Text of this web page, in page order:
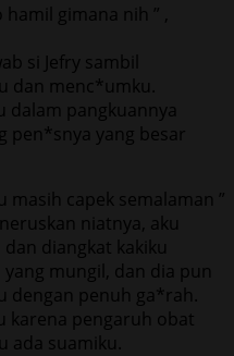
gimana nih ” ,
si Jefry sambil
dan menc*umku.
dalam pangkuannya
pen*snya yang besar
capek semalaman ”
niatnya, aku
diangkat kakiku
mungil, dan dia pun
dengan penuh ga*rah.
karena pengaruh obat
ada suamiku.